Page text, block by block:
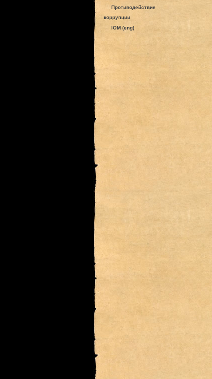
Противодействие
коррупции
IOM (eng)